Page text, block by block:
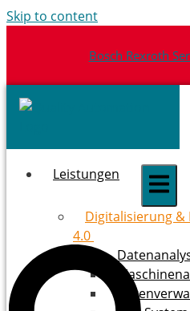
Skip to content
Bosch Rexroth
Leistungen
Digitalisierung
4.0